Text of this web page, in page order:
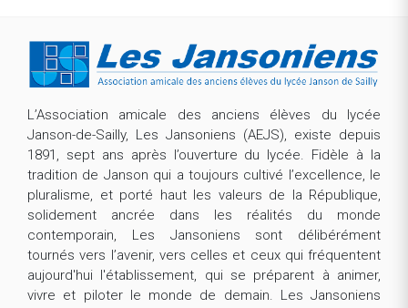
L’Association amicale des anciens élèves du lycée
Janson-de-Sailly, Les Jansoniens (AEJS), existe depuis
1891, sept ans après l’ouverture du lycée. Fidèle à la
tradition de Janson qui a toujours cultivé l’excellence, le
pluralisme, et porté haut les valeurs de la République,
solidement ancrée dans les réalités du monde
contemporain, Les Jansoniens sont délibérément
tournés vers l’avenir, vers celles et ceux qui fréquentent
aujourd'hui l'établissement, qui se préparent à animer,
vivre et piloter le monde de demain. Les Jansoniens